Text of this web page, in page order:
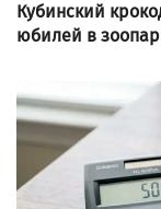
Кубинский
юбилей в